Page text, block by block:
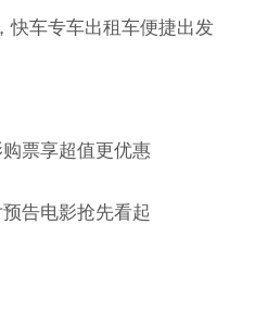
车专车出租车便捷出发
票享超值更优惠
告电影抢先看起